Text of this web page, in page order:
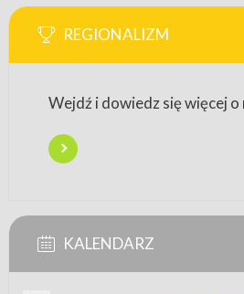
REGIONALIZM
Wejdź i dowiedz się więcej
KALENDARZ